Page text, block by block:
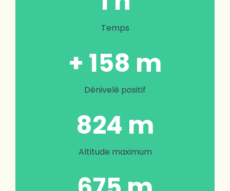
Temps
+ 158 m
Dénivelé positif
824 m
Altitude maximum